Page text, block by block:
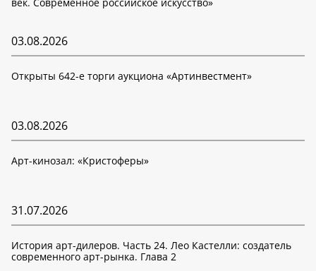
03.08.2026
Открыты 642-е торги аукциона «Артинвестмент»
03.08.2026
Арт-кинозал: «Кристоферы»
31.07.2026
История арт-дилеров. Часть 24. Лео Кастелли: создатель
современного арт-рынка. Глава 2